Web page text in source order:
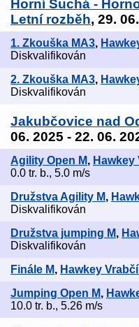
Horní Suchá -
Letní rozběh, 29.
1. Zkouška MA3,
Diskvalifikován
2. Zkouška MA3,
Diskvalifikován
Jakubčovice nad
06. 2025 - 22. 06.
Agility Open M,
0.0 tr. b., 5.0 m/s
Družstva Agility M,
Diskvalifikován
Družstva jumping M,
Diskvalifikován
Finále M, Hawkey
Jumping Open M,
10.0 tr. b., 5.26 m/s